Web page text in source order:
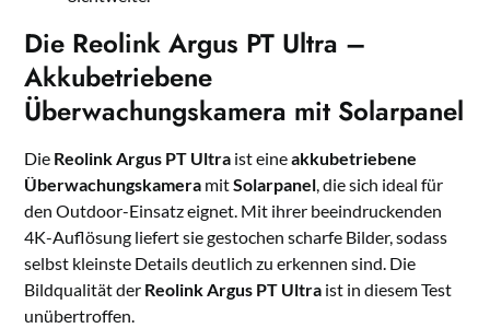
Die Reolink Argus PT Ultra –
Akkubetriebene
Überwachungskamera mit Solarpanel
Die Reolink Argus PT Ultra ist eineakkubetriebene
Überwachungskamera mitSolarpanel, die sich ideal für
den Outdoor-Einsatz eignet. Mit ihrer beeindruckenden
4K-Auflösung liefert sie gestochen scharfe Bilder, sodass
selbst kleinste Details deutlich zu erkennen sind. Die
Bildqualität der Reolink Argus PT Ultra ist in diesem Test
unübertroffen.